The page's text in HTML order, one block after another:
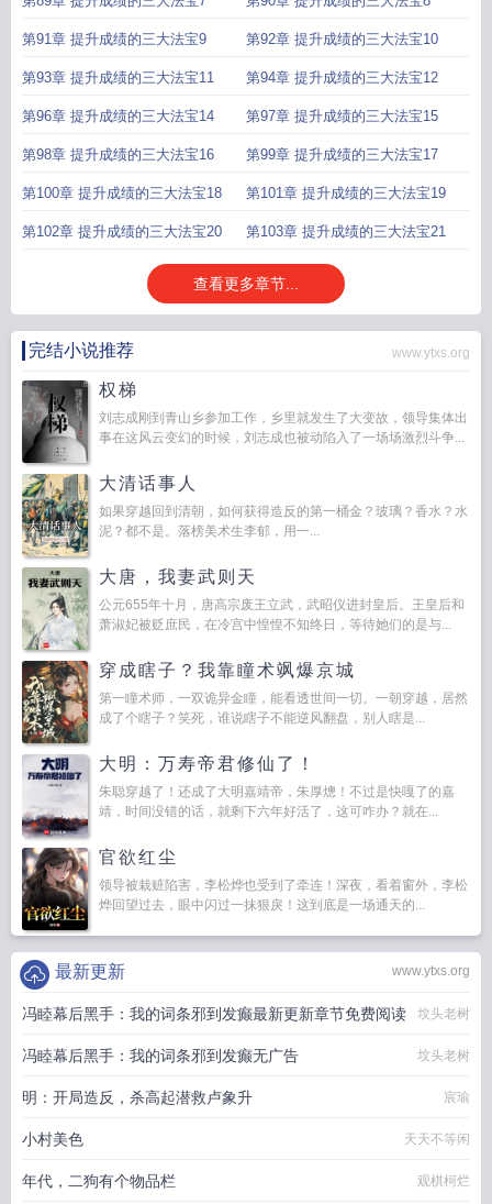
第91章 提升成绩的三大法宝9 第92章 提升成绩的三大法宝10
第93章 提升成绩的三大法宝11 第94章 提升成绩的三大法宝12
第96章 提升成绩的三大法宝14 第97章 提升成绩的三大法宝15
第98章 提升成绩的三大法宝16 第99章 提升成绩的三大法宝17
第100章 提升成绩的三大法宝18 第101章 提升成绩的三大法宝19
第102章 提升成绩的三大法宝20 第103章 提升成绩的三大法宝21
查看更多章节...
完结小说推荐 www.ytxs.org
权梯
刘志成刚到青山乡参加工作，乡里就发生了大变故，领导集体出
事在这风云变幻的时候，刘志成也被动陷入了一场场激烈斗争...
大清话事人
如果穿越回到清朝，如何获得造反的第一桶金？玻璃？香水？水
泥？都不是。落榜美术生李郁，用一...
大唐，我妻武则天
公元655年十月，唐高宗废王立武，武昭仪进封皇后。王皇后和
萧淑妃被贬庶民，在冷宫中惶惶不知终日，等待她们的是与...
穿成瞎子？我靠瞳术飒爆京城
第一瞳术师，一双诡异金瞳，能看透世间一切。一朝穿越，居然
成了个瞎子？笑死，谁说瞎子不能逆风翻盘，别人瞎是...
大明：万寿帝君修仙了！
朱聪穿越了！还成了大明嘉靖帝，朱厚熜！不过是快嘎了的嘉
靖，时间没错的话，就剩下六年好活了，这可咋办？就在...
官欲红尘
领导被栽赃陷害，李松烨也受到了牵连！深夜，看着窗外，李松
烨回望过去，眼中闪过一抹狠戾！这到底是一场通天的...
www.ytxs.org
最新更新
冯睦幕后黑手：我的词条邪到发癫最新更新章节免费阅读 坟头老树
冯睦幕后黑手：我的词条邪到发癫无广告 坟头老树
明：开局造反，杀高起潜救卢象升 宸瑜
小村美色 天天不等闲
年代，二狗有个物品栏 观棋柯烂